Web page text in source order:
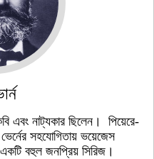
এবং নাট্যকার ছিলেন। পিয়েরে-
সহযোগিতায় ভয়েজেস
একটি বহুল জনপ্রিয় সিরিজ।